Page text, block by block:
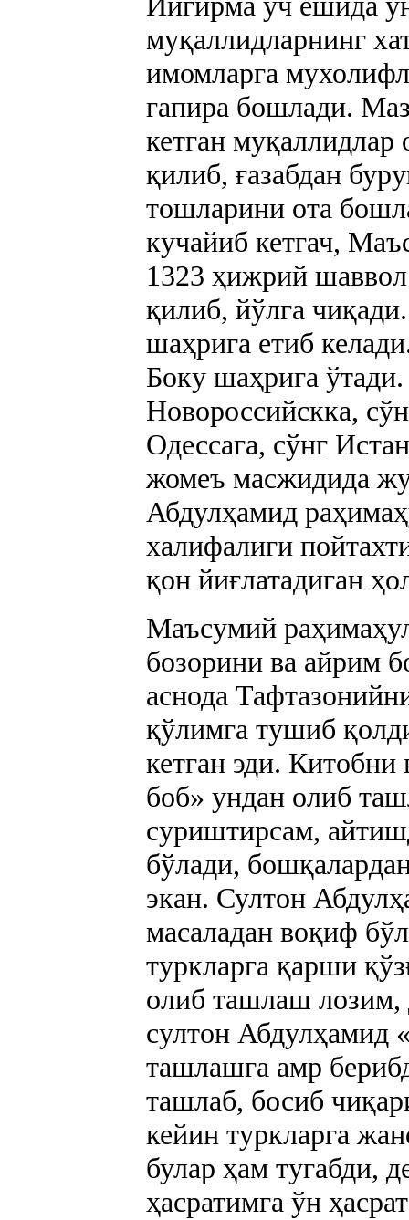
муқаллидларнинг
имомларга
гапира бошлади.
кетган муқаллидлар
қилиб, ғазабдан
тошларини ота
кучайиб кетгач,
1323 ҳижрий
қилиб, йўлга
шаҳрига етиб
Боку шаҳрига
Новороссийскка,
Одессага, сўнг
жомеъ масжидида
Абдулҳамид
халифалиги
қон йиғлатадиган
Маъсумий
бозорини ва айрим
аснода
қўлимга тушиб
кетган эди.
боб» ундан олиб
суриштирсам,
бўлади,
экан. Султон
масаладан воқиф
туркларга қарши
олиб ташлаш лозим,
султон Абдулҳамид
ташлашга амр
ташлаб, босиб
кейин туркларга
булар ҳам тугабди,
ҳасратимга ўн